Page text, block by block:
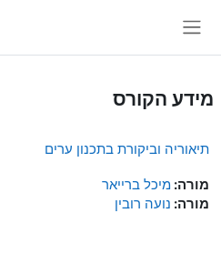
מידע הקורס
תיאוריה וביקורת בתכנון ערים
מורה: מיכל ברייאר
מורה: נועה רובין